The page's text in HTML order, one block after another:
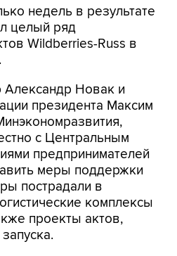
недель в результате
целый ряд
Wildberries-Russ в
Новак и
президента Максим
с Центральным
предпринимателей
меры поддержки
пострадали в
комплексы
проекты актов,